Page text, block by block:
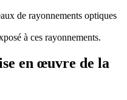
de rayonnements optiques
à ces rayonnements.
en œuvre de la